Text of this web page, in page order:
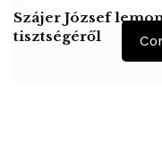
Szájer József
tisztségéről